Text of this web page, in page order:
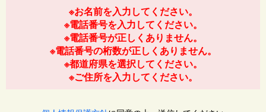
※お名前を入力してください。
※電話番号を入力してください。
※電話番号が正しくありません。
※電話番号の桁数が正しくありません。
※都道府県を選択してください。
※ご住所を入力してください。